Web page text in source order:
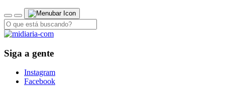
Siga a gente
Instagram
Facebook